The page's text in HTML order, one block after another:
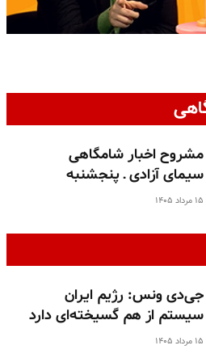
مشروح اخبار شامگاهی
سیمای آزادی ـ پنجشنبه
۱۵ مرداد ۱۴۰۵
جی‌دی ونس: رژیم ایران
سیستم از هم گسیخته‌ای دارد
۱۵ مرداد ۱۴۰۵